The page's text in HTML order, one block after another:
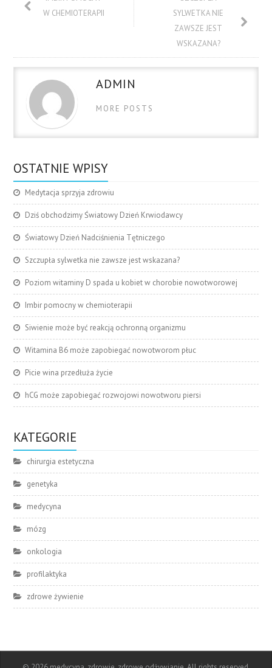
W CHEMIOTERAPII
SYLWETKA NIE
ZAWSZE JEST
WSKAZANA?
ADMIN
MORE POSTS
OSTATNIE WPISY
Medytacja sprzyja zdrowiu
Dziś obchodzimy Światowy Dzień Krwiodawcy
Światowy Dzień Nadciśnienia Tętniczego
Szczupła sylwetka nie zawsze jest wskazana?
Poziom witaminy D spada u kobiet w chorobie nowotworowej
Imbir pomocny w chemioterapii
Siwienie może być reakcją ochronną organizmu
Witamina B6 może zapobiegać nowotworom płuc
Picie wina przedłuża życie
hCG może zapobiegać rozwojowi nowotworu piersi
KATEGORIE
chirurgia estetyczna
genetyka
medycyna
mózg
onkologia
profilaktyka
zdrowe żywienie